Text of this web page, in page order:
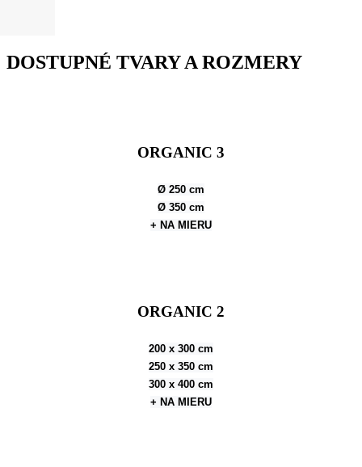
DOSTUPNÉ TVARY A ROZMERY
ORGANIC 3
Ø 250 cm
Ø 350 cm
+ NA MIERU
ORGANIC 2
200 x 300 cm
250 x 350 cm
300 x 400 cm
+ NA MIERU